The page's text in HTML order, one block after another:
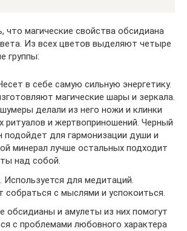
что магические свойства обсидиана
Из всех цветов выделяют четыре
группы:
в себе самую сильную энергетику.
магические шары и зеркала.
делали из него ножи и клинки
ритуалов и жертвоприношений. Черный
подойдет для гармонизации души и
минерал лучше остальных подходит
над собой.
для медитаций.
собраться с мыслями и успокоиться.
обсидианы и амулеты из них помогут
с проблемами любовного характера